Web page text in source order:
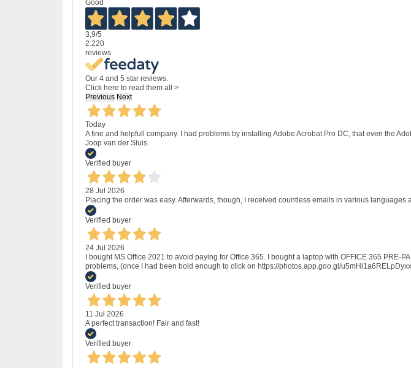
Good
3,9/5
2.220
reviews
Our 4 and 5 star reviews.
Click here to read them all >
Previous Next
Today
A fine and helpfull company. I had problems by installing Adobe Acrobat Pro DC, that even the
Joop van der Sluis.
Verified buyer
28 Jul 2026
Placing the order was easy. Afterwards, though, I received countless emails in various
Verified buyer
24 Jul 2026
I bought MS Office 2021 to avoid paying for Office 365. I bought a laptop with OFFICE 365
problems, (once I had been bold enough to click on https://photos.app.goo.gl/
Verified buyer
11 Jul 2026
A perfect transaction! Fair and fast!
Verified buyer